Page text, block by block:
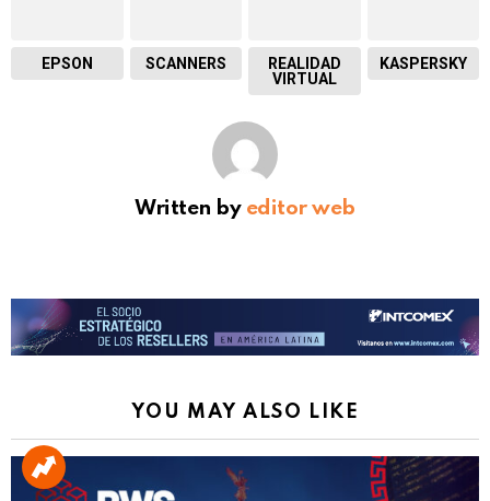
EPSON SCANNERS
REALIDAD
VIRTUAL
KASPERSKY
Written by editor web
YOU MAY ALSO LIKE